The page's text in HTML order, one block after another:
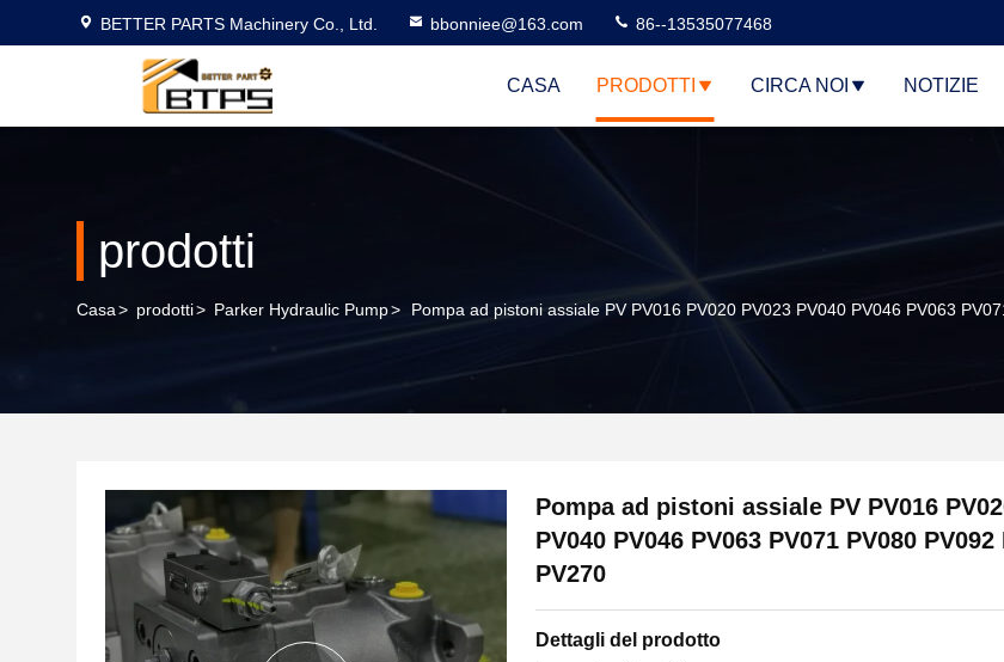
BETTER PARTS Machinery Co., Ltd. bbonniee@163.com 86--13535077468
CASA PRODOTTI CIRCA NOI NOTIZIE
prodotti
Casa> prodotti> Parker Hydraulic Pump> Pompa ad pistoni assiale PV PV016 PV020 PV023 PV040 PV046 PV063
Pompa ad pistoni assiale PV PV016
PV040 PV046 PV063 PV071 PV080 PV092
PV270
Dettagli del prodotto